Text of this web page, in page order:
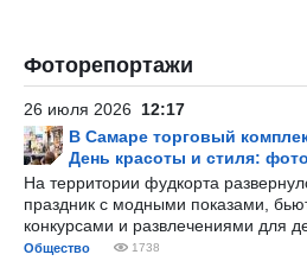
Фоторепортажи
26 июля 2026 12:17
В Самаре торговый
День красоты и стиля: фото
На территории фудкорта
праздник с модными показами,
конкурсами и развлечениями для
Общество 1738